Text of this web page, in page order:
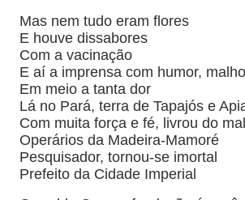
Mas nem tudo eram flores
E houve dissabores
Com a vacinação
E aí a imprensa com humor,
Em meio a tanta dor
Lá no Pará, terra de Tapajós e
Com muita força e fé, livrou do mal
Operários da Madeira-Mamoré
Pesquisador, tornou-se imortal
Prefeito da Cidade Imperial